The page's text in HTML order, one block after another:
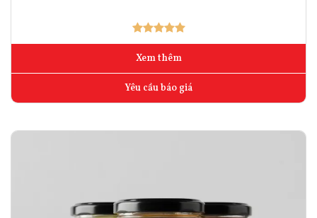
Xem thêm
Yêu cầu báo giá